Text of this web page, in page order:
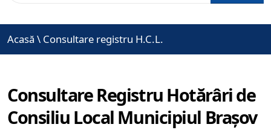
Acasă \ Consultare registru H.C.L.
Consultare Registru Hotărâri de
Consiliu Local Municipiul Brașov